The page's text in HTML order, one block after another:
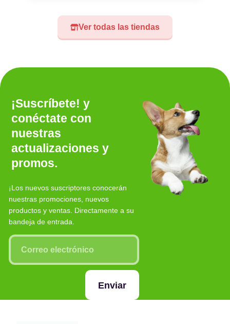
Ver todas las tiendas
¡Suscríbete! y
conéctate con
nuestras
actualizaciones y
promos.
¡Los nuevos suscriptores conocerán
nuestras promociones, nuevos
productos y ventas. Directamente a su
bandeja de entrada.
Enviar